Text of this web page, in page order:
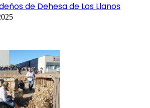
de Dehesa de Los Llanos